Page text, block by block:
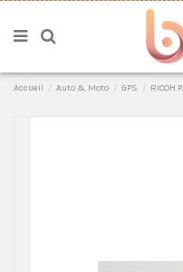
Accueil Auto & Moto GPS RICOH